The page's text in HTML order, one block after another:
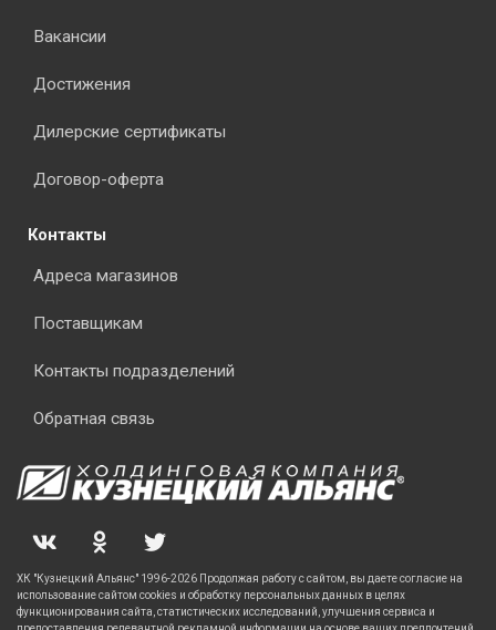
Вакансии
Достижения
Дилерские сертификаты
Договор-оферта
Контакты
Адреса магазинов
Поставщикам
Контакты подразделений
Обратная связь
ХК "Кузнецкий Альянс" 1996-2026 Продолжая работу с сайтом, вы даете согласие на
использование сайтом cookies и обработку персональных данных в целях
функционирования сайта, статистических исследований, улучшения сервиса и